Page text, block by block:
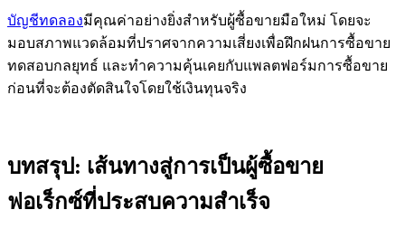
บัญชีทดลองมีคุณค่าอย่างยิ่งสำหรับผู้ซื้อขายมือใหม่ โดยจะ
มอบสภาพแวดล้อมที่ปราศจากความเสี่ยงเพื่อฝึกฝนการซื้อขาย
ทดสอบกลยุทธ์ และทำความคุ้นเคยกับแพลตฟอร์มการซื้อขาย
ก่อนที่จะต้องตัดสินใจโดยใช้เงินทุนจริง
บทสรุป: เส้นทางสู่การเป็นผู้ซื้อขาย
ฟอเร็กซ์ที่ประสบความสำเร็จ